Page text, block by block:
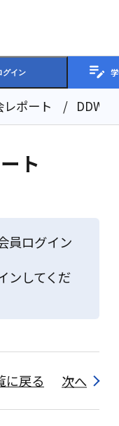
グイン
ポート DDW
ト
員ログイン
ンしてくだ
に戻る 次へ